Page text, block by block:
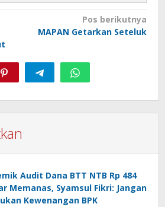
Pos berikutnya
MAPAN Getarkan Seteluk
Audit Dana BTT NTB Rp 484
Memanas, Syamsul Fikri: Jangan
Kewenangan BPK